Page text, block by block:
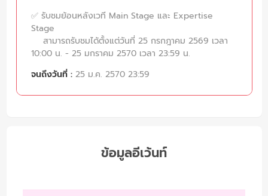
✅ รับชมย้อนหลังเวที Main Stage และ Expertise
Stage
สามารถรับชมได้ตั้งแต่วันที่ 25 กรกฎาคม 2569 เวลา
10:00 น. - 25 มกราคม 2570 เวลา 23:59 น.
จนถึงวันที่ : 25 ม.ค. 2570 23:59
ข้อมูลอีเว้นท์